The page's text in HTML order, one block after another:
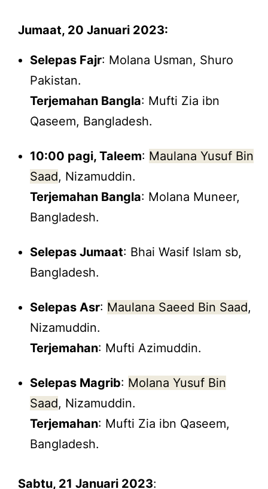
Jumaat, 20 Januari 2023:
Selepas Fajr: Molana Usman, Shuro
Pakistan.
Terjemahan Bangla: Mufti Zia ibn
Qaseem, Bangladesh.
10:00 pagi, Taleem: Maulana Yusuf Bin
Saad, Nizamuddin.
Terjemahan Bangla: Molana Muneer,
Bangladesh.
Selepas Jumaat: Bhai Wasif Islam sb,
Bangladesh.
Selepas Asr: Maulana Saeed Bin Saad,
Nizamuddin.
Terjemahan: Mufti Azimuddin.
Selepas Magrib: Molana Yusuf Bin
Saad, Nizamuddin.
Terjemahan: Mufti Zia ibn Qaseem,
Bangladesh.
Sabtu, 21 Januari 2023: